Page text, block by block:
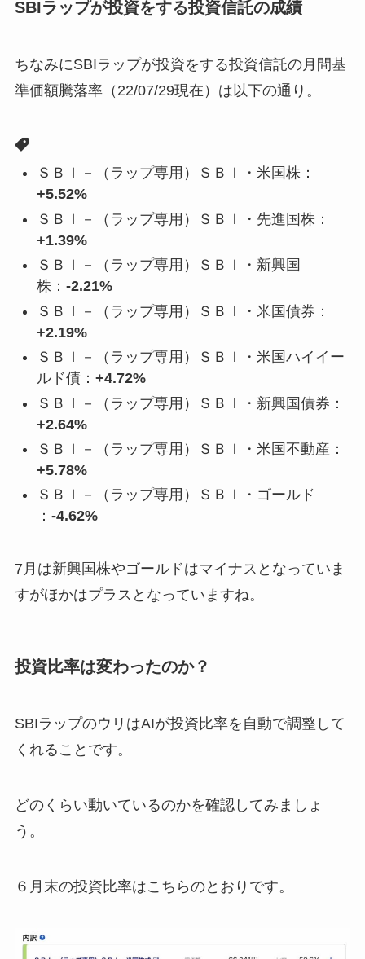
SBIラップが投資をする投資信託の成績
ちなみにSBIラップが投資をする投資信託の月間基
準価額騰落率（22/07/29現在）は以下の通り。
ＳＢＩ－（ラップ専用）ＳＢＩ・米国株：
+5.52%
ＳＢＩ－（ラップ専用）ＳＢＩ・先進国株：
+1.39%
ＳＢＩ－（ラップ専用）ＳＢＩ・新興国
株： -2.21%
ＳＢＩ－（ラップ専用）ＳＢＩ・米国債券：
+2.19%
ＳＢＩ－（ラップ専用）ＳＢＩ・米国ハイイー
ルド債： +4.72%
ＳＢＩ－（ラップ専用）ＳＢＩ・新興国債券：
+2.64%
ＳＢＩ－（ラップ専用）ＳＢＩ・米国不動産：
+5.78%
ＳＢＩ－（ラップ専用）ＳＢＩ・ゴールド
： -4.62%
7月は新興国株やゴールドはマイナスとなっていま
すがほかはプラスとなっていますね。
投資比率は変わったのか？
SBIラップのウリはAIが投資比率を自動で調整して
くれることです。
どのくらい動いているのかを確認してみましょ
う。
６月末の投資比率はこちらのとおりです。